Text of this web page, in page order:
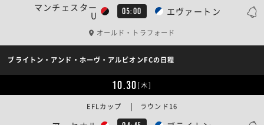
マンチェスター
U 05:00 エヴァートン
オールド・トラフォード
ブライトン・アンド・ホーヴ・アルビオンFCの日程
10.30[木]
EFLカップ | ラウンド16